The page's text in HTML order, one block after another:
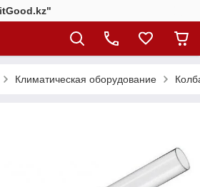
Климатическая оборудование